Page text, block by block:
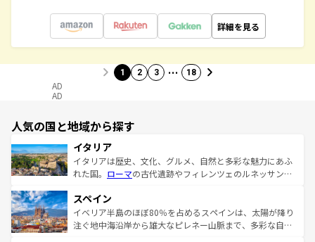
詳細を見る
1 2 3 … 18
AD
AD
人気の国と地域から探す
イタリア
イタリアは歴史、文化、グルメ、自然と多彩な魅力にあふ
れた国。 ローマの古代遺跡やフィレンツェのルネッサンス
ろん、トスカーナの美しい田園風景やアマルフィ海岸の絶
景など、自然景観も見逃せない。観光の合間には、本場の
ピザやパスタなど、絶品のイタリア料理を堪能することも
スペイン
イベリア半島のほぼ80％を占めるスペインは、太陽が降り
注ぐ地中海沿岸から雄大なピレネー山脈まで、多彩な自然